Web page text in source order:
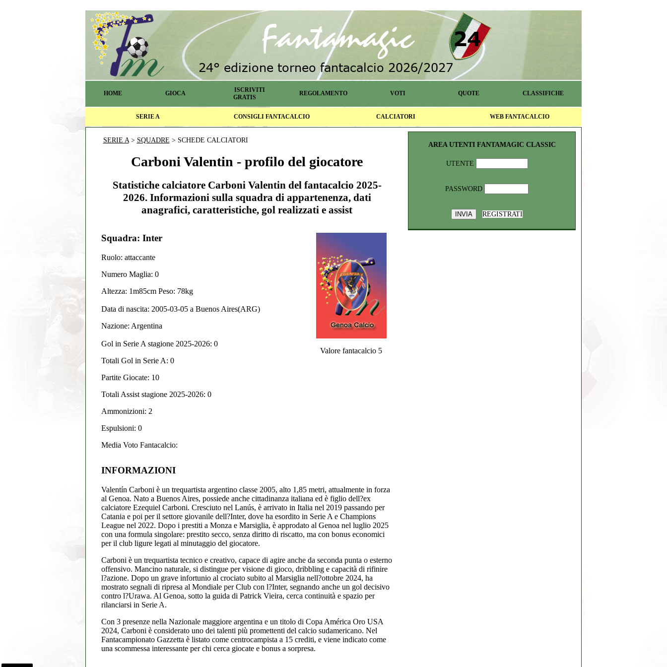
HOME GIOCA
ISCRIVITI
GRATIS
REGOLAMENTO VOTI QUOTE CLASSIFICHE
SERIE A CONSIGLI FANTACALCIO CALCIATORI WEB FANTACALCIO
SERIE A> SQUADRE > SCHEDE CALCIATORI
Carboni Valentin - profilo del giocatore
Statistiche calciatore Carboni Valentin del fantacalcio 2025-
2026. Informazioni sulla squadra di appartenenza, dati
anagrafici, caratteristiche, gol realizzati e assist
Squadra: Inter
Ruolo: attaccante
Numero Maglia: 0
Altezza: 1m85cm Peso: 78kg
Data di nascita: 2005-03-05 a Buenos Aires(ARG)
Nazione: Argentina
Gol in Serie A stagione 2025-2026: 0
Totali Gol in Serie A: 0
Partite Giocate: 10
Totali Assist stagione 2025-2026: 0
Ammonizioni: 2
Espulsioni: 0
Media Voto Fantacalcio:
Valore fantacalcio 5
INFORMAZIONI
Valentín Carboni è un trequartista argentino classe 2005, alto 1,85 metri, attualmente in forza
al Genoa. Nato a Buenos Aires, possiede anche cittadinanza italiana ed è figlio dell?ex
calciatore Ezequiel Carboni. Cresciuto nel Lanús, è arrivato in Italia nel 2019 passando per
Catania e poi per il settore giovanile dell?Inter, dove ha esordito in Serie A e Champions
League nel 2022. Dopo i prestiti a Monza e Marsiglia, è approdato al Genoa nel luglio 2025
con una formula singolare: prestito secco, senza diritto di riscatto, ma con bonus economici
per il club ligure legati al minutaggio del giocatore.
Carboni è un trequartista tecnico e creativo, capace di agire anche da seconda punta o esterno
offensivo. Mancino naturale, si distingue per visione di gioco, dribbling e capacità di rifinire
l?azione. Dopo un grave infortunio al crociato subito al Marsiglia nell?ottobre 2024, ha
mostrato segnali di ripresa al Mondiale per Club con l?Inter, segnando anche un gol decisivo
contro l?Urawa. Al Genoa, sotto la guida di Patrick Vieira, cerca continuità e spazio per
rilanciarsi in Serie A.
Con 3 presenze nella Nazionale maggiore argentina e un titolo di Copa América Oro USA
2024, Carboni è considerato uno dei talenti più promettenti del calcio sudamericano. Nel
Fantacampionato Gazzetta è listato come centrocampista a 15 crediti, e viene indicato come
una scommessa interessante per chi cerca giocate e bonus a sorpresa.
AREA UTENTI FANTAMAGIC CLASSIC
UTENTE
PASSWORD
REGISTRATI